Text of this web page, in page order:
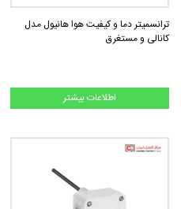
ترانسمیتر دما و کیفیت هوا هانیول مدل
کانالی و مستغرق
اطلاعات بیشتر